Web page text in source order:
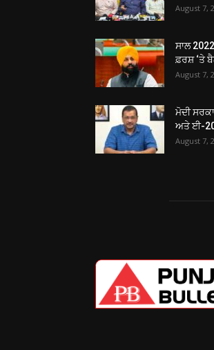
August 7,
ਸਾਲ
ਫ਼ਰਸ਼ ‘ਤੇ
August 7,
ਮੋਦੀ
ਅਤੇ ਈ-20
August 7,